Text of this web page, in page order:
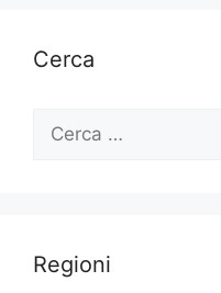
Cerca
per:
Regioni